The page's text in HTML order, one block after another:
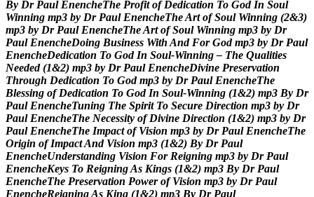
By Dr Paul EnencheThe Profit of Dedication To God In Soul
Winning mp3 by Dr Paul EnencheTheArt of Soul Winning (2&3)
mp3 by Dr Paul EnencheTheArt of Soul Winning mp3 by Dr
Paul EnencheDoing Business With And For God mp3 by Dr Paul
EnencheDedication To God In Soul-Winning – The Qualities
Needed (1&2) mp3 by Dr Paul EnencheDivine Preservation
Through Dedication To God mp3 by Dr Paul EnencheThe
Blessing of Dedication To God In Soul-Winning (1&2) mp3 By Dr
Paul EnencheTuning The Spirit To Secure Direction mp3 by Dr
Paul EnencheThe Necessity of Divine Direction (1&2) mp3 by Dr
Paul EnencheThe Impact of Vision mp3 by Dr Paul EnencheThe
Origin of ImpactAnd Vision mp3 (1&2) By Dr Paul
EnencheUnderstanding Vision For Reigning mp3 by Dr Paul
EnencheKeys To ReigningAs Kings (1&2) mp3 By Dr Paul
EnencheThe Preservation Power of Vision mp3 by Dr Paul
EnencheReigningAs King (1&2) mp3 By Dr Paul